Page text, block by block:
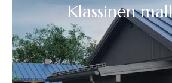
Klassinen